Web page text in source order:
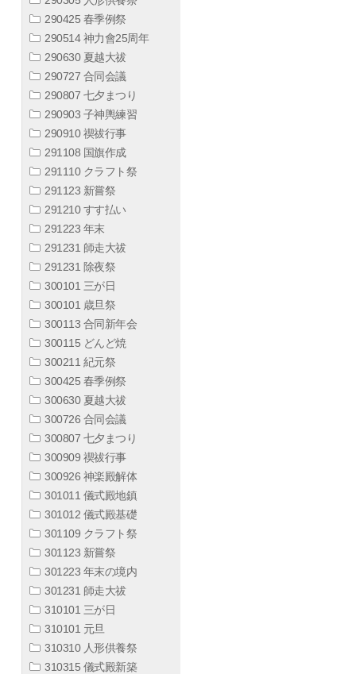
290425 春季例祭
290514 神力會25周年
290630 夏越大祓
290727 合同会議
290807 七夕まつり
290903 子神輿練習
290910 禊祓行事
291108 国旗作成
291110 クラフト祭
291123 新嘗祭
291210 すす払い
291223 年末
291231 師走大祓
291231 除夜祭
300101 三が日
300101 歳旦祭
300113 合同新年会
300115 どんど焼
300211 紀元祭
300425 春季例祭
300630 夏越大祓
300726 合同会議
300807 七夕まつり
300909 禊祓行事
300926 神楽殿解体
301011 儀式殿地鎮
301012 儀式殿基礎
301109 クラフト祭
301123 新嘗祭
301223 年末の境内
301231 師走大祓
310101 三が日
310101 元旦
310310 人形供養祭
310315 儀式殿新築